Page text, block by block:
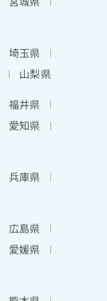
埼玉県
山梨県
福井県
愛知県
兵庫県
広島県
愛媛県